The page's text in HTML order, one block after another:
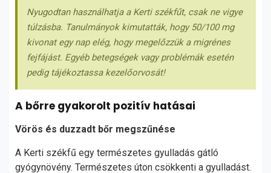
Nyugodtan használhatja a Kerti székfűt, csak ne vigye
túlzásba. Tanulmányok kimutatták, hogy 50/100 mg
kivonat egy nap elég, hogy megelőzzük a migrénes
fejfájást. Egyéb betegségek vagy problémák esetén
pedig tájékoztassa kezelőorvosát!
A bőrre gyakorolt pozitív hatásai
Vörös és duzzadt bőr megszűnése
A Kerti székfű egy természetes gyulladás gátló
gyógynövény. Természetes úton csökkenti a gyulladást.